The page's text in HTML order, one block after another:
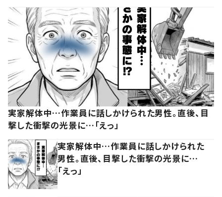
実家解体中…作業員に話しかけられた男性。直後、目
撃した衝撃の光景に…「えっ」
実家解体中…作業員に話しかけられた
男性。直後、目撃した衝撃の光景に…
「えっ」